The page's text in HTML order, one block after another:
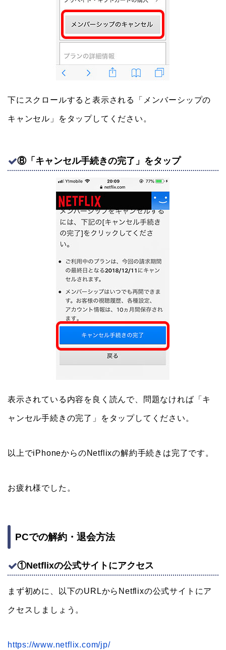
下にスクロールすると表示される「メンバーシップの
キャンセル」をタップしてください。
⑧「キャンセル手続きの完了」をタップ
表示されている内容を良く読んで、問題なければ「キ
ャンセル手続きの完了」をタップしてください。
以上でiPhoneからのNetflixの解約手続きは完了です。
お疲れ様でした。
PCでの解約・退会方法
①Netflixの公式サイトにアクセス
まず初めに、以下のURLからNetflixの公式サイトにア
クセスしましょう。
https://www.netflix.com/jp/